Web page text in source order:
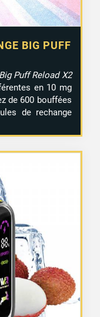
BIG PUFF
Puff Reload X2
en 10 mg
de 600 bouffées
de rechange